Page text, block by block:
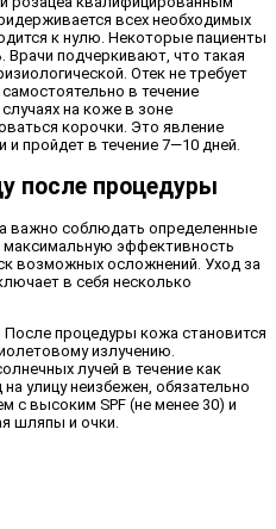
всех необходимых
к нулю. Некоторые пациенты
Врачи подчеркивают, что такая
Отек не требует
в течение
на коже в зоне
корочки. Это явление
пройдет в течение 7—10 дней.
после процедуры
важно соблюдать определенные
максимальную эффективность
возможных осложнений. Уход за
в себя несколько
После процедуры кожа становится
излучению.
лучей в течение как
улицу неизбежен, обязательно
с высоким SPF (не менее 30) и
шляпы и очки.